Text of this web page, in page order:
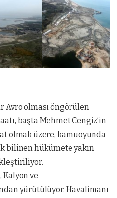
Avro olması öngörülen
başta Mehmet Cengiz’in
olmak üzere, kamuoyunda
bilinen hükümete yakın
Kalyon ve
yürütülüyor. Havalimanı